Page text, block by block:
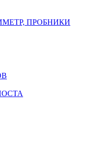
ПРОБНИКИ